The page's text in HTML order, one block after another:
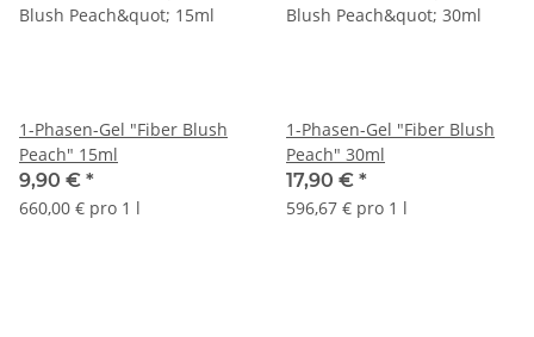
1-Phasen-Gel "Fiber Blush
Peach" 15ml
9,90 € *
660,00 € pro 1 l
1-Phasen-Gel "Fiber Blush
Peach" 30ml
17,90 € *
596,67 € pro 1 l